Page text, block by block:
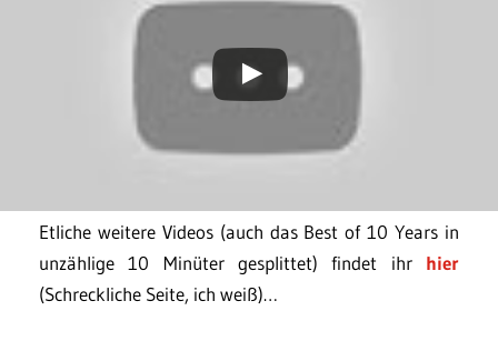
Etliche weitere Videos (auch das Best of 10 Years in
unzählige 10 Minüter gesplittet) findet ihr hier
(Schreckliche Seite, ich weiß)…